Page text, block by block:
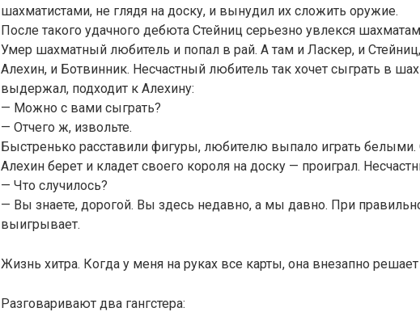
шахматистами, не глядя на доску, и вынудил их сложить оружие.
После такого удачного дебюта Стейниц серьезно увлекся
Умер шахматный любитель и попал в рай. А там и Ласкер, и
Алехин, и Ботвинник. Несчастный любитель так хочет сыграть в
выдержал, подходит к Алехину:
— Можно с вами сыграть?
— Отчего ж, извольте.
Быстренько расставили фигуры, любителю выпало играть белыми.
Алехин берет и кладет своего короля на доску — проиграл.
— Что случилось?
— Вы знаете, дорогой. Вы здесь недавно, а мы давно. При
выигрывает.
Жизнь хитра. Когда у меня на руках все карты, она внезапно
Разговаривают два гангстера: